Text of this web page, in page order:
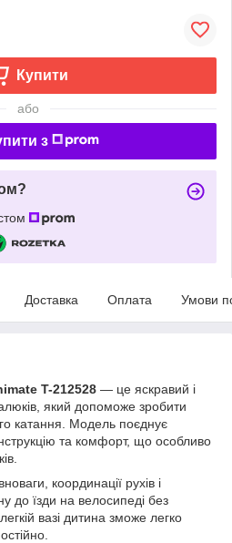
Купити
або
з
Доставка Оплата Умови
T-212528 — це яскравий і
який допоможе зробити
катання. Модель поєднує
та комфорт, що особливо
координації рухів і
до їзди на велосипеді без
вазі дитина зможе легко